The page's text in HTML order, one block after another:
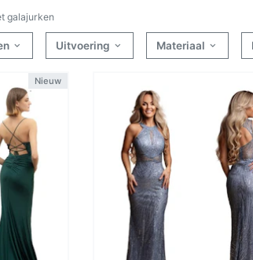
galajurken
Uitvoering Materiaal
Nieuw